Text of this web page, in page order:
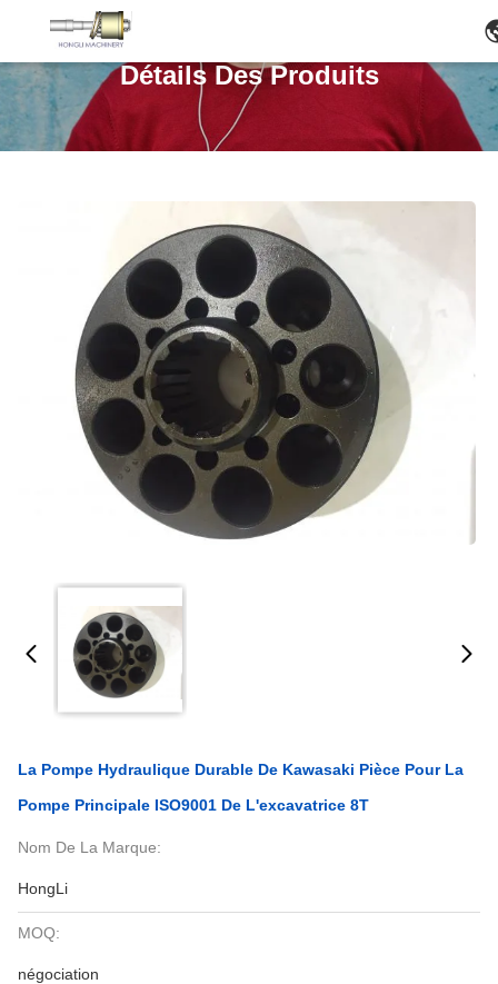
Détails Des Produits
La Pompe Hydraulique Durable De Kawasaki Pièce Pour La
Pompe Principale ISO9001 De L'excavatrice 8T
Nom De La Marque:
HongLi
MOQ:
négociation